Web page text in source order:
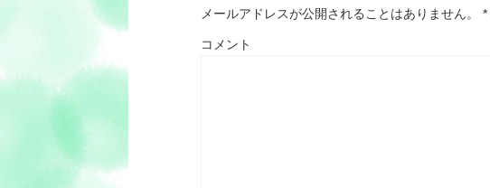
メールアドレスが公開されることはありません。 *
コメント